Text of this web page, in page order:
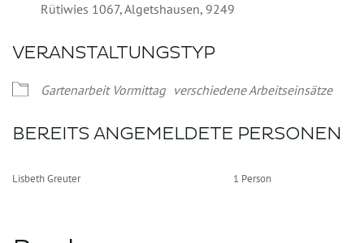
Rütiwies 1067, Algetshausen, 9249
VERANSTALTUNGSTYP
Gartenarbeit Vormittag verschiedene Arbeitseinsätze
BEREITS ANGEMELDETE PERSONEN
Lisbeth Greuter 1 Person